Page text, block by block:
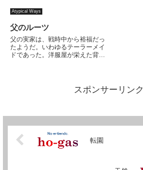
Atypical Ways
父のルーツ
父の実家は、戦時中から裕福だっ
たようだ。いわゆるテーラーメイ
ドであった。洋服屋が栄えた背景
た。上には姉がいて、下には弟が
いた。姉は嫁に行き、祖父の亡きスポンサーリンク
転園